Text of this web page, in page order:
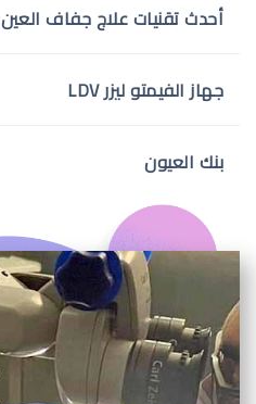
أحدث تقنيات علاج جفاف العين
جهاز الفيمتو ليزر LDV
بنك العيون